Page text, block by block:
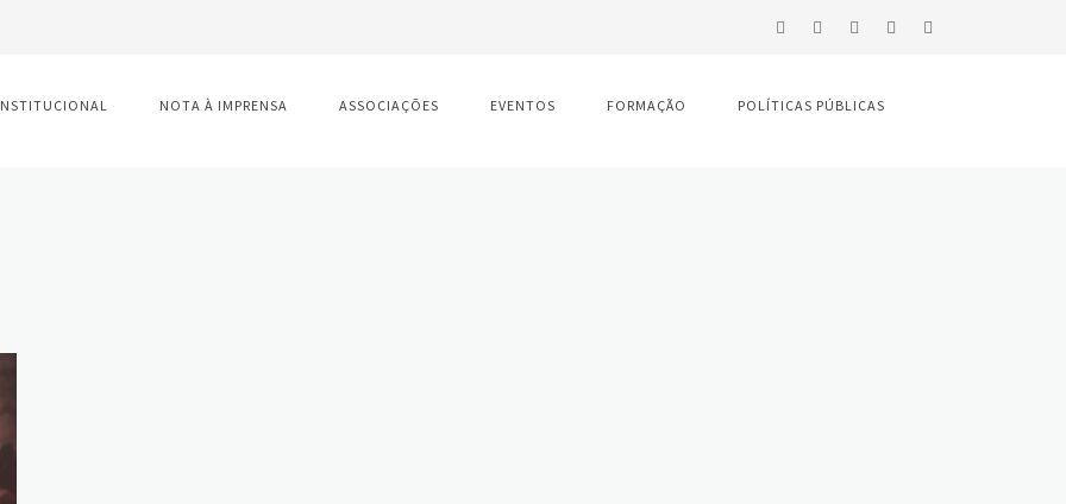
NOTA À IMPRENSA ASSOCIAÇÕES EVENTOS FORMAÇÃO POLÍTICAS PÚBLICAS